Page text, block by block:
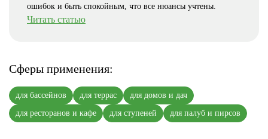
ошибок и быть спокойным, что все нюансы учтены.
Читать статью
Сферы применения:
для бассейнов для террас
для домов и дач
для ресторанов и кафе
для ступеней для палуб и пирсов